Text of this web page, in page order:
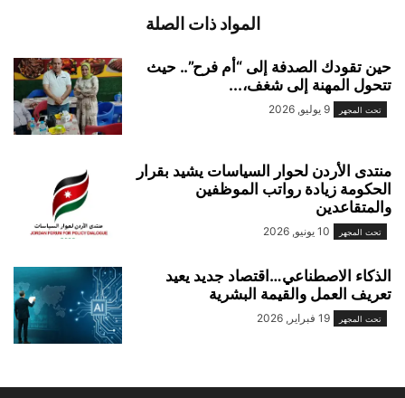
المواد ذات الصلة
حين تقودك الصدفة إلى “أم فرح”.. حيث
تتحول المهنة إلى شغف،...
تحت المجهر 9 يوليو, 2026
منتدى الأردن لحوار السياسات يشيد بقرار
الحكومة زيادة رواتب الموظفين
والمتقاعدين
تحت المجهر 10 يونيو, 2026
الذكاء الاصطناعي…اقتصاد جديد يعيد
تعريف العمل والقيمة البشرية
تحت المجهر 19 فبراير, 2026